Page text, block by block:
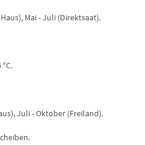
Mai - Juli (Direktsaat).
Juli - Oktober (Freiland).